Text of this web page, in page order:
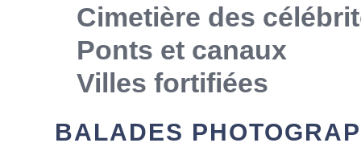
Cimetière des
Ponts et canaux
Villes fortifiées
BALADES